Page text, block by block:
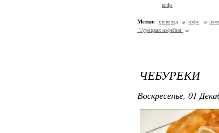
кофе
Метки: шоколад кофе
"Турецкая кофейня"
ЧЕБУРЕКИ
Воскресенье, 01